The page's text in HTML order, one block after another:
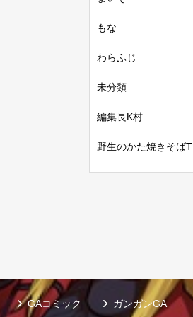
もな
わらふじ
未分類
編集長K村
野生のかた焼きそばT
GAコミック ガンガンGA